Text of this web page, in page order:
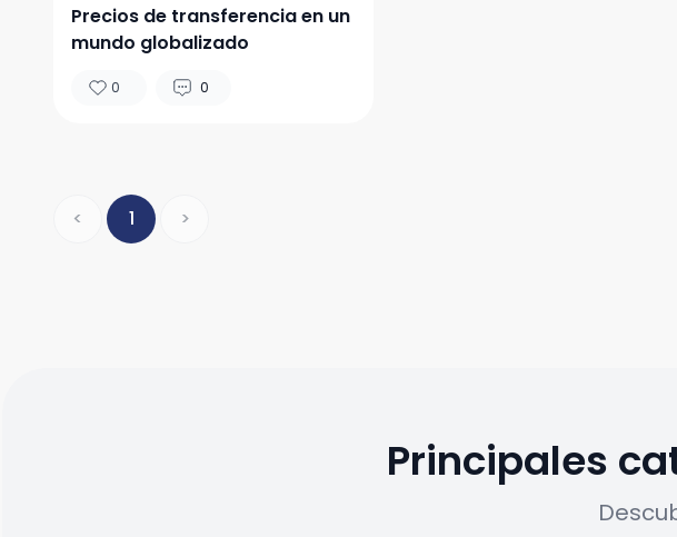
Precios de transferencia en un
mundo globalizado
0 0
< 1 >
Principales